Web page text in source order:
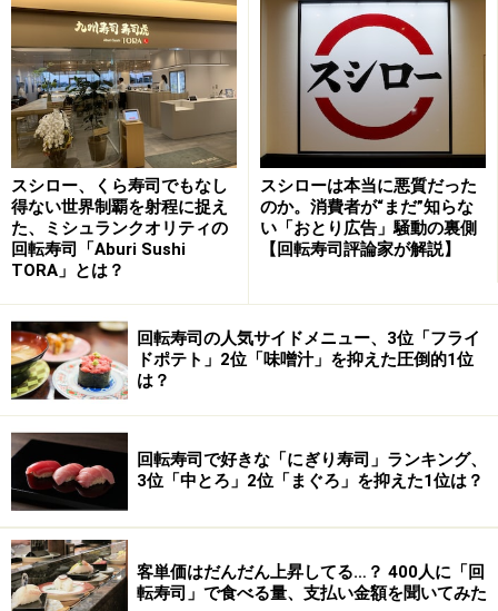
スシロー、くら寿司でもなし
得ない世界制覇を射程に捉え
た、ミシュランクオリティの
回転寿司「Aburi Sushi
TORA」とは？
スシローは本当に悪質だった
のか。消費者が“まだ”知らな
い「おとり広告」騒動の裏側
【回転寿司評論家が解説】
回転寿司の人気サイドメニュー、3位「フライ
ドポテト」2位「味噌汁」を抑えた圧倒的1位
は？
回転寿司で好きな「にぎり寿司」ランキング、
3位「中とろ」2位「まぐろ」を抑えた1位は？
客単価はだんだん上昇してる…？ 400人に「回
転寿司」で食べる量、支払い金額を聞いてみた